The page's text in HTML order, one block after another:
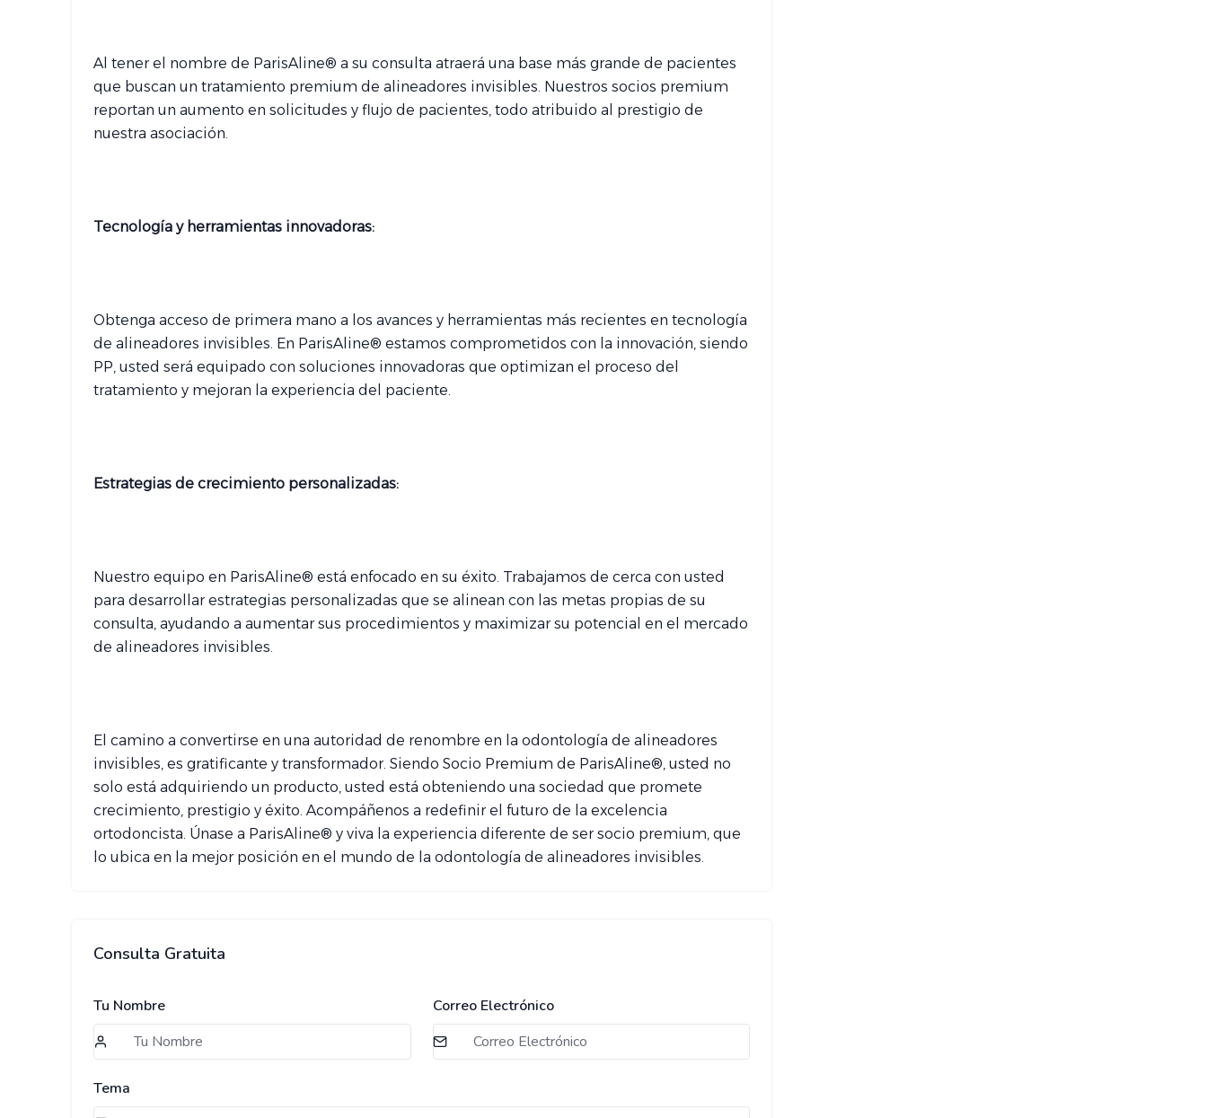
Al tener el nombre de ParisAline® a su consulta atraerá una base más grande de pacientes
que buscan un tratamiento premium de alineadores invisibles. Nuestros socios premium
reportan un aumento en solicitudes y flujo de pacientes, todo atribuido al prestigio de
nuestra asociación.
Tecnología y herramientas innovadoras:
Obtenga acceso de primera mano a los avances y herramientas más recientes en tecnología
de alineadores invisibles. En ParisAline® estamos comprometidos con la innovación, siendo
PP, usted será equipado con soluciones innovadoras que optimizan el proceso del
tratamiento y mejoran la experiencia del paciente.
Estrategias de crecimiento personalizadas:
Nuestro equipo en ParisAline® está enfocado en su éxito. Trabajamos de cerca con usted
para desarrollar estrategias personalizadas que se alinean con las metas propias de su
consulta, ayudando a aumentar sus procedimientos y maximizar su potencial en el mercado
de alineadores invisibles.
El camino a convertirse en una autoridad de renombre en la odontología de alineadores
invisibles, es gratificante y transformador. Siendo Socio Premium de ParisAline®, usted no
solo está adquiriendo un producto, usted está obteniendo una sociedad que promete
crecimiento, prestigio y éxito. Acompáñenos a redefinir el futuro de la excelencia
ortodoncista. Únase a ParisAline® y viva la experiencia diferente de ser socio premium, que
lo ubica en la mejor posición en el mundo de la odontología de alineadores invisibles.
Consulta Gratuita
Tu Nombre Correo Electrónico
Tema